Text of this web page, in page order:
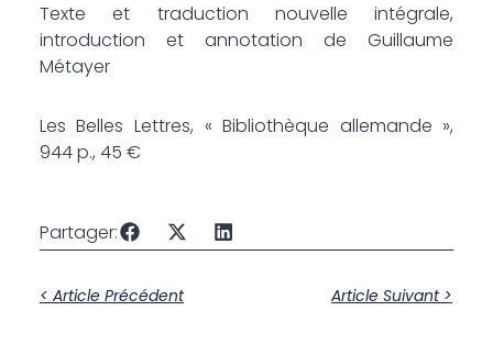
Texte et traduction nouvelle intégrale,
introduction et annotation de Guillaume
Métayer
Les Belles Lettres, « Bibliothèque allemande »,
944 p., 45 €
Partager:
< Article Précédent Article Suivant >